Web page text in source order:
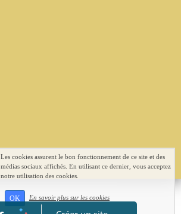
Les cookies assurent le bon fonctionnement de ce site et des
médias sociaux affichés. En utilisant ce dernier, vous acceptez
notre utilisation des cookies.
OK En savoir plus sur les cookies